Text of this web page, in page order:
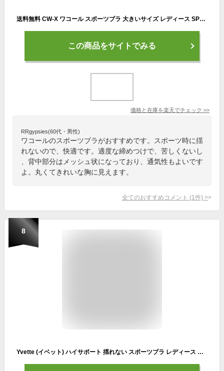
送料無料 CW-X ワコール スポーツブラ 大きいサイズ レディース SPORTS ゆれケア Bra 揺れない ブラトップ スポブラ スポーツウェア トレーニングウェア コンプレッションインナー ランニング ジム フィットネス アンダーウェア cwx Wacoal HTY020
この商品をサイトでみる
価格と在庫を楽天でチェック >>
RRgypsies(60代・男性)
ワコールのスポーツブラがおすすめです。スポーツ時に揺
れないので、快適です。適度な締めつけで、苦しくないし
、背中部分はメッシュ状になっており、通気性もよいです
よ。丸くてきれいな胸に見えます。
全てのおすすめコメント (1 件) >
8
Yvette (イベット) ハイサポート 揺れない スポーツブラ レディース ノンワイヤー クロスバック 後ろホック付き M(A-C) ブラック